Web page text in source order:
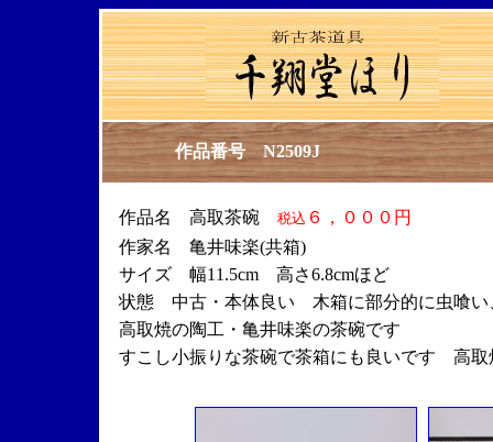
作品番号 N2509J
作品名 高取茶碗 税込 ６，０００円
作家名 亀井味楽(共箱)
サイズ 幅11.5cm 高さ6.8cmほど
状態 中古・本体良い 木箱に部分的に虫喰い
高取焼の陶工・亀井味楽の茶碗です
すこし小振りな茶碗で茶箱にも良いです 高